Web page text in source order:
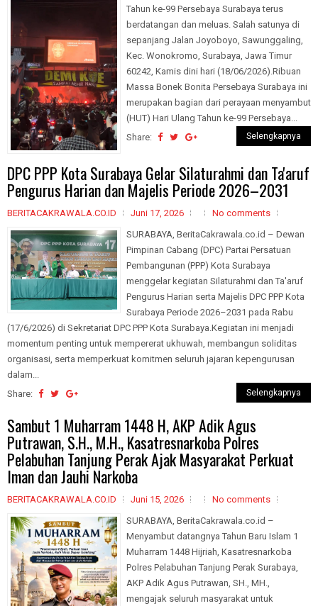
Tahun ke-99 Persebaya Surabaya terus
berdatangan dan meluas. Salah satunya di
sepanjang Jalan Joyoboyo, Sawunggaling,
Kec. Wonokromo, Surabaya, Jawa Timur
60242, Kamis dini hari (18/06/2026).Ribuan
Massa Bonek Bonita Persebaya Surabaya ini
merupakan bagian dari perayaan menyambut
(HUT) Hari Ulang Tahun ke-99 Persebaya...
Share:
Selengkapnya
DPC PPP Kota Surabaya Gelar Silaturahmi dan Ta'aruf
Pengurus Harian dan Majelis Periode 2026–2031
BERITACAKRAWALA.CO.ID Juni 17, 2026
No comments
SURABAYA, BeritaCakrawala.co.id – Dewan
Pimpinan Cabang (DPC) Partai Persatuan
Pembangunan (PPP) Kota Surabaya
menggelar kegiatan Silaturahmi dan Ta'aruf
Pengurus Harian serta Majelis DPC PPP Kota
Surabaya Periode 2026–2031 pada Rabu
(17/6/2026) di Sekretariat DPC PPP Kota Surabaya.Kegiatan ini menjadi
momentum penting untuk mempererat ukhuwah, membangun soliditas
organisasi, serta memperkuat komitmen seluruh jajaran kepengurusan
dalam...
Share:
Selengkapnya
Sambut 1 Muharram 1448 H, AKP Adik Agus
Putrawan, S.H., M.H., Kasatresnarkoba Polres
Pelabuhan Tanjung Perak Ajak Masyarakat Perkuat
Iman dan Jauhi Narkoba
BERITACAKRAWALA.CO.ID Juni 15, 2026
No comments
SURABAYA, BeritaCakrawala.co.id –
Menyambut datangnya Tahun Baru Islam 1
Muharram 1448 Hijriah, Kasatresnarkoba
Polres Pelabuhan Tanjung Perak Surabaya,
AKP Adik Agus Putrawan, SH., MH.,
mengajak seluruh masyarakat untuk